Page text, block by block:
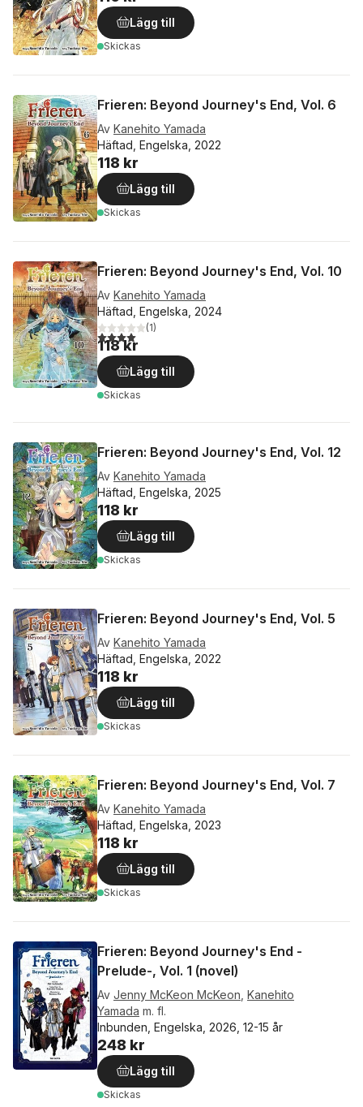
Lägg till
Skickas
Frieren: Beyond Journey's End, Vol. 6
Av Kanehito Yamada
Häftad, Engelska, 2022
118 kr
Lägg till
Skickas
Frieren: Beyond Journey's End, Vol. 10
Av Kanehito Yamada
Häftad, Engelska, 2024
4,0utav 5 stjärnor. Totalt antal röster:
(1)
118 kr
Lägg till
Skickas
Frieren: Beyond Journey's End, Vol. 12
Av Kanehito Yamada
Häftad, Engelska, 2025
118 kr
Lägg till
Skickas
Frieren: Beyond Journey's End, Vol. 5
Av Kanehito Yamada
Häftad, Engelska, 2022
118 kr
Lägg till
Skickas
Frieren: Beyond Journey's End, Vol. 7
Av Kanehito Yamada
Häftad, Engelska, 2023
118 kr
Lägg till
Skickas
Frieren: Beyond Journey's End -
Prelude-, Vol. 1 (novel)
Av Jenny McKeon McKeon Kanehito
Yamada m. fl.
Inbunden, Engelska, 2026, 12-15 år
248 kr
Lägg till
Skickas